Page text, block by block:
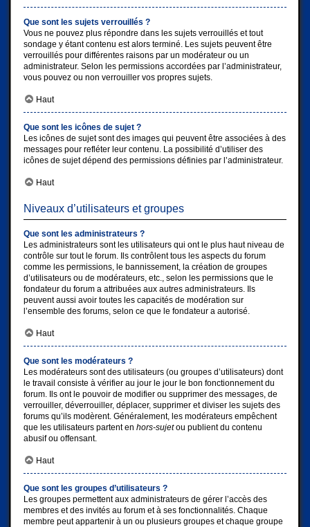
Que sont les sujets verrouillés ?
Vous ne pouvez plus répondre dans les sujets verrouillés et tout
sondage y étant contenu est alors terminé. Les sujets peuvent être
verrouillés pour différentes raisons par un modérateur ou un
administrateur. Selon les permissions accordées par l’administrateur,
vous pouvez ou non verrouiller vos propres sujets.
Haut
Que sont les icônes de sujet ?
Les icônes de sujet sont des images qui peuvent être associées à des
messages pour refléter leur contenu. La possibilité d’utiliser des
icônes de sujet dépend des permissions définies par l’administrateur.
Haut
Niveaux d’utilisateurs et groupes
Que sont les administrateurs ?
Les administrateurs sont les utilisateurs qui ont le plus haut niveau de
contrôle sur tout le forum. Ils contrôlent tous les aspects du forum
comme les permissions, le bannissement, la création de groupes
d’utilisateurs ou de modérateurs, etc., selon les permissions que le
fondateur du forum a attribuées aux autres administrateurs. Ils
peuvent aussi avoir toutes les capacités de modération sur
l’ensemble des forums, selon ce que le fondateur a autorisé.
Haut
Que sont les modérateurs ?
Les modérateurs sont des utilisateurs (ou groupes d’utilisateurs) dont
le travail consiste à vérifier au jour le jour le bon fonctionnement du
forum. Ils ont le pouvoir de modifier ou supprimer des messages, de
verrouiller, déverrouiller, déplacer, supprimer et diviser les sujets des
forums qu’ils modèrent. Généralement, les modérateurs empêchent
que les utilisateurs partent en hors-sujetou publient du contenu
abusif ou offensant.
Haut
Que sont les groupes d’utilisateurs ?
Les groupes permettent aux administrateurs de gérer l’accès des
membres et des invités au forum et à ses fonctionnalités. Chaque
membre peut appartenir à un ou plusieurs groupes et chaque groupe